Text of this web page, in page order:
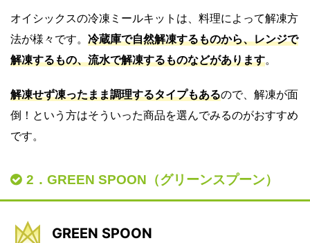
オイシックスの冷凍ミールキットは、料理によって解凍方
法が様々です。 冷蔵庫で自然解凍するものから、レンジで
解凍するもの、流水で解凍するものなどがあります。
解凍せず凍ったまま調理するタイプもあるので、解凍が面
倒！という方はそういった商品を選んでみるのがおすすめ
です。
2．GREEN SPOON（グリーンスプーン）
GREEN SPOON